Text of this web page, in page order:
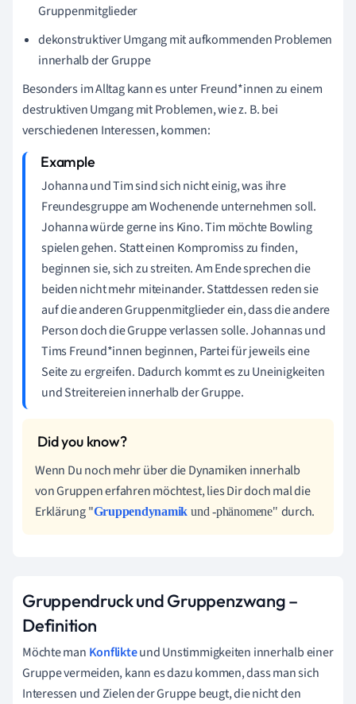
Gruppenmitglieder
dekonstruktiver Umgang mit aufkommenden Problemen
innerhalb der Gruppe
Besonders im Alltag kann es unter Freund*innen zu einem
destruktiven Umgang mit Problemen, wie z. B. bei
verschiedenen Interessen, kommen:
Johanna und Tim sind sich nicht einig, was ihre
Freundesgruppe am Wochenende unternehmen soll.
Johanna würde gerne ins Kino. Tim möchte Bowling
spielen gehen. Statt einen Kompromiss zu finden,
beginnen sie, sich zu streiten. Am Ende sprechen die
beiden nicht mehr miteinander. Stattdessen reden sie
auf die anderen Gruppenmitglieder ein, dass die andere
Person doch die Gruppe verlassen solle. Johannas und
Tims Freund*innen beginnen, Partei für jeweils eine
Seite zu ergreifen. Dadurch kommt es zu Uneinigkeiten
und Streitereien innerhalb der Gruppe.
Wenn Du noch mehr über die Dynamiken innerhalb
von Gruppen erfahren möchtest, lies Dir doch mal die
Erklärung "Gruppendynamik und -phänomene" durch.
Gruppendruck und Gruppenzwang –
Definition
Möchte man Konflikteund Unstimmigkeiten innerhalb einer
Gruppe vermeiden, kann es dazu kommen, dass man sich
Interessen und Zielen der Gruppe beugt, die nicht den